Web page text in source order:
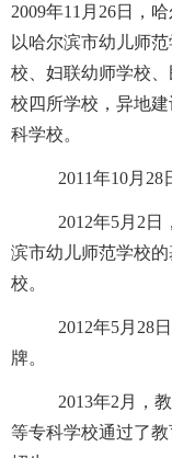
2009年11 月 26日，
以哈尔滨市幼儿师
校、妇联幼师学校
校四所学校，异地
科学校。
2011年10月 28
2012年5月 2 日
滨市幼儿师范学校
校。
2012年5月 28
牌。
2013年2 月，
等专科学校通过了